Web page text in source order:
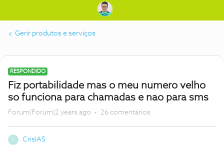
Gerir produtos e serviços
RESPONDIDO
Fiz portabilidade mas o meu numero velho
so funciona para chamadas e nao para sms
Forum|Forum|2 years ago 26 comentários
C CrisIAS